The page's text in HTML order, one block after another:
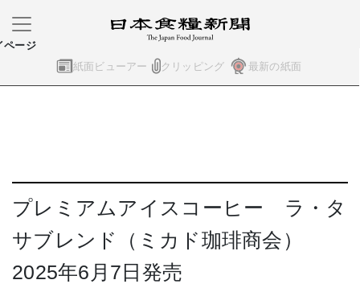
紙面ビューアー クリッピング 最新の紙面
ページ
プレミアムアイスコーヒー ラ・タ
サブレンド（ミカド珈琲商会）
2025年6月7日発売